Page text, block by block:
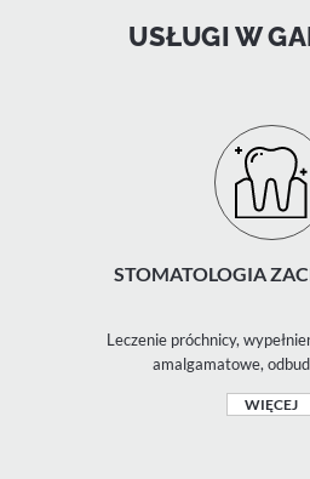
USŁUGI W
STOMATOLOGIA
Leczenie próchnicy,
amalgamatowe,
WIĘCEJ